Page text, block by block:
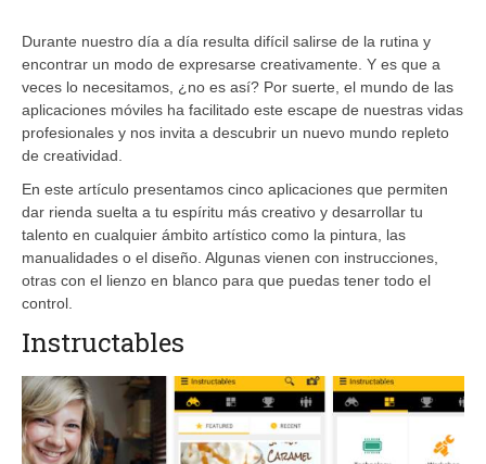
Durante nuestro día a día resulta difícil salirse de la rutina y
encontrar un modo de expresarse creativamente. Y es que a
veces lo necesitamos, ¿no es así? Por suerte, el mundo de las
aplicaciones móviles ha facilitado este escape de nuestras vidas
profesionales y nos invita a descubrir un nuevo mundo repleto
de creatividad.
En este artículo presentamos cinco aplicaciones que permiten
dar rienda suelta a tu espíritu más creativo y desarrollar tu
talento en cualquier ámbito artístico como la pintura, las
manualidades o el diseño. Algunas vienen con instrucciones,
otras con el lienzo en blanco para que puedas tener todo el
control.
Instructables